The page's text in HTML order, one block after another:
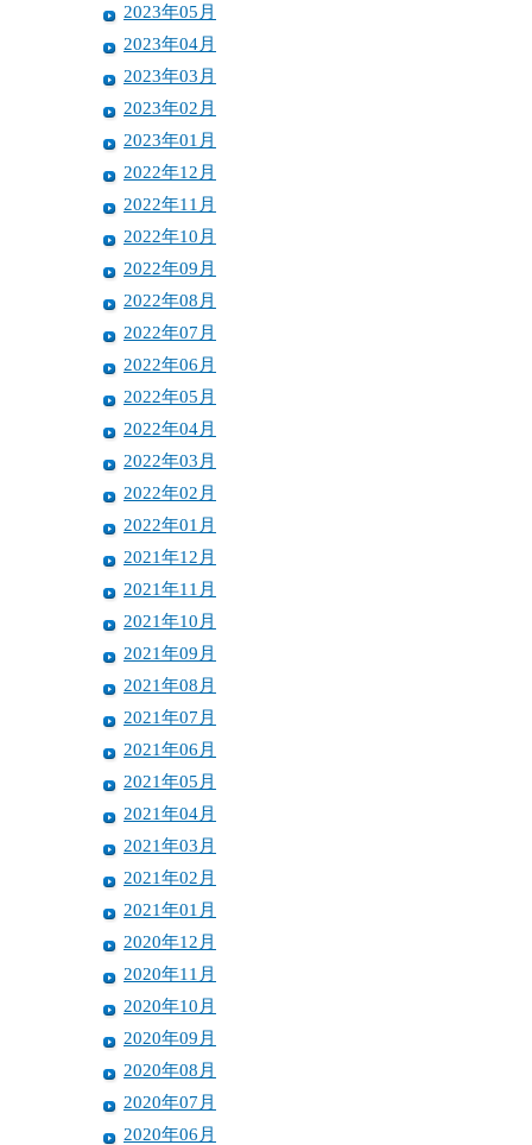
2023年05月
2023年04月
2023年03月
2023年02月
2023年01月
2022年12月
2022年11月
2022年10月
2022年09月
2022年08月
2022年07月
2022年06月
2022年05月
2022年04月
2022年03月
2022年02月
2022年01月
2021年12月
2021年11月
2021年10月
2021年09月
2021年08月
2021年07月
2021年06月
2021年05月
2021年04月
2021年03月
2021年02月
2021年01月
2020年12月
2020年11月
2020年10月
2020年09月
2020年08月
2020年07月
2020年06月